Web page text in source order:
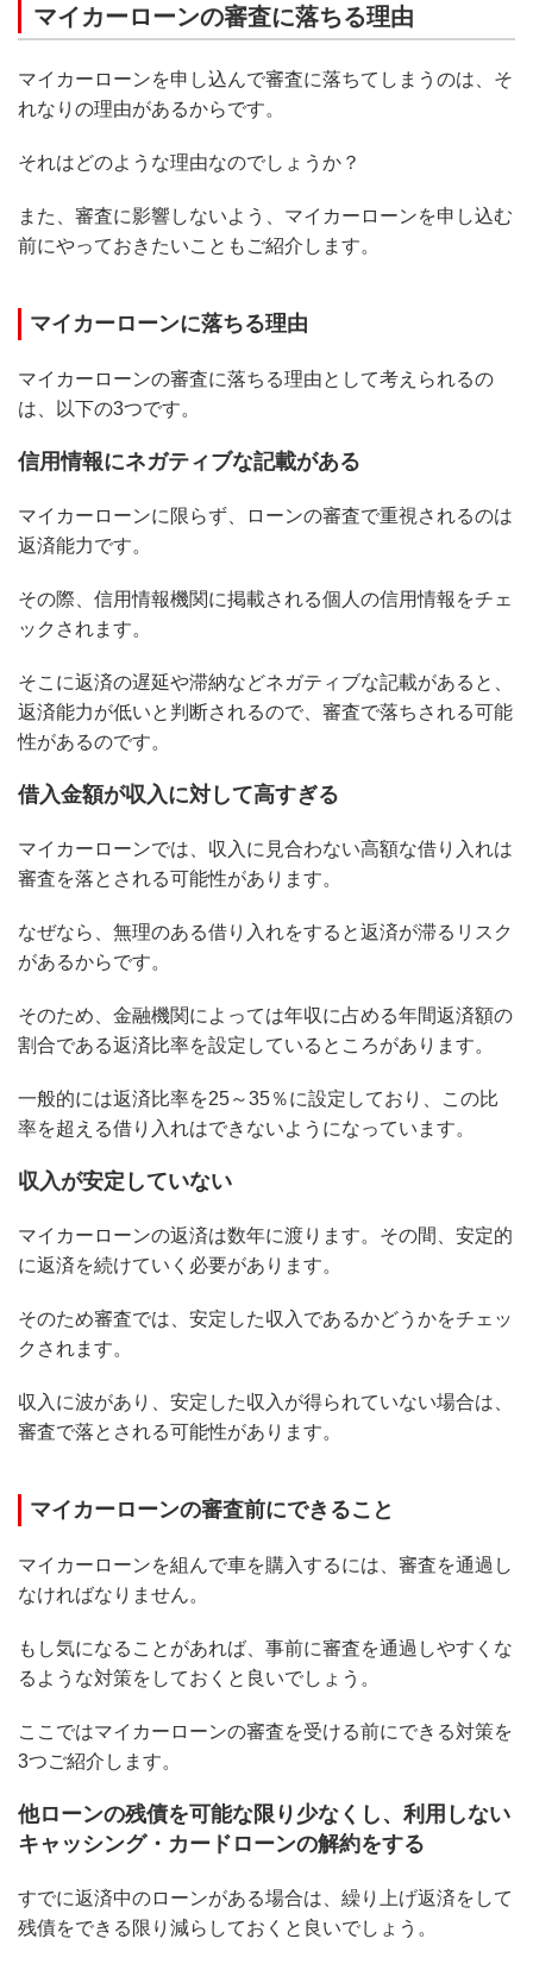
マイカーローンの審査に落ちる理由
マイカーローンを申し込んで審査に落ちてしまうのは、そ
れなりの理由があるからです。
それはどのような理由なのでしょうか？
また、審査に影響しないよう、マイカーローンを申し込む
前にやっておきたいこともご紹介します。
マイカーローンに落ちる理由
マイカーローンの審査に落ちる理由として考えられるの
は、以下の3つです。
信用情報にネガティブな記載がある
マイカーローンに限らず、ローンの審査で重視されるのは
返済能力です。
その際、信用情報機関に掲載される個人の信用情報をチェ
ックされます。
そこに返済の遅延や滞納などネガティブな記載があると、
返済能力が低いと判断されるので、審査で落ちされる可能
性があるのです。
借入金額が収入に対して高すぎる
マイカーローンでは、収入に見合わない高額な借り入れは
審査を落とされる可能性があります。
なぜなら、無理のある借り入れをすると返済が滞るリスク
があるからです。
そのため、金融機関によっては年収に占める年間返済額の
割合である返済比率を設定しているところがあります。
一般的には返済比率を25～35％に設定しており、この比
率を超える借り入れはできないようになっています。
収入が安定していない
マイカーローンの返済は数年に渡ります。その間、安定的
に返済を続けていく必要があります。
そのため審査では、安定した収入であるかどうかをチェッ
クされます。
収入に波があり、安定した収入が得られていない場合は、
審査で落とされる可能性があります。
マイカーローンの審査前にできること
マイカーローンを組んで車を購入するには、審査を通過し
なければなりません。
もし気になることがあれば、事前に審査を通過しやすくな
るような対策をしておくと良いでしょう。
ここではマイカーローンの審査を受ける前にできる対策を
3つご紹介します。
他ローンの残債を可能な限り少なくし、利用しない
キャッシング・カードローンの解約をする
すでに返済中のローンがある場合は、繰り上げ返済をして
残債をできる限り減らしておくと良いでしょう。